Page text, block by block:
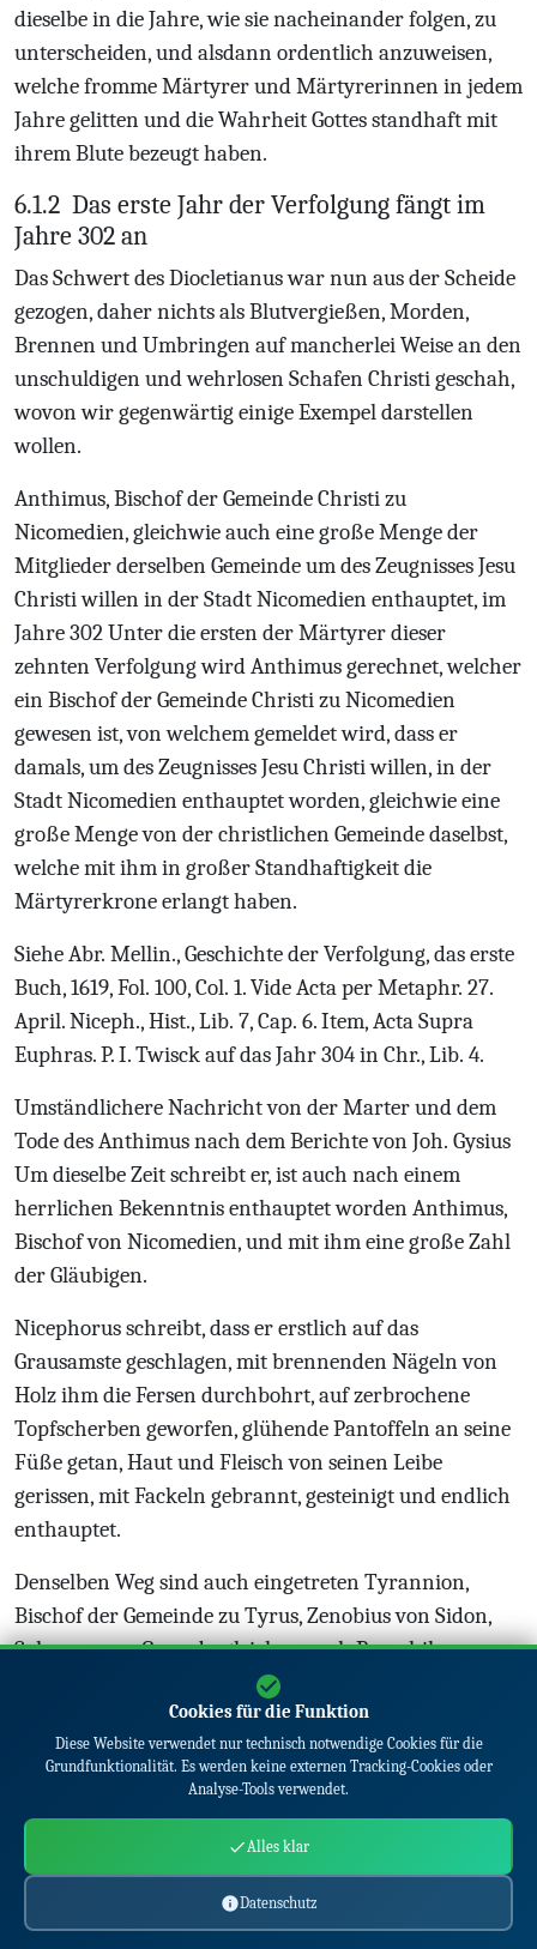
dieselbe in die Jahre, wie sie nacheinander folgen, zu
unterscheiden, und alsdann ordentlich anzuweisen,
welche fromme Märtyrer und Märtyrerinnen in jedem
Jahre gelitten und die Wahrheit Gottes standhaft mit
ihrem Blute bezeugt haben.
6.1.2 Das erste Jahr der Verfolgung fängt im
Jahre 302 an
Das Schwert des Diocletianus war nun aus der Scheide
gezogen, daher nichts als Blutvergießen, Morden,
Brennen und Umbringen auf mancherlei Weise an den
unschuldigen und wehrlosen Schafen Christi geschah,
wovon wir gegenwärtig einige Exempel darstellen
wollen.
Anthimus, Bischof der Gemeinde Christi zu
Nicomedien, gleichwie auch eine großeMenge der
Mitglieder derselben Gemeinde um des Zeugnisses Jesu
Christi willen in derStadt Nicomedien enthauptet, im
Jahre 302Unter die ersten der Märtyrer dieser
zehnten Verfolgung wird Anthimus gerechnet, welcher
ein Bischof der Gemeinde Christi zu Nicomedien
gewesen ist, von welchem gemeldet wird, dass er
damals, um des Zeugnisses Jesu Christi willen, in der
Stadt Nicomedien enthauptet worden, gleichwie eine
große Menge von der christlichen Gemeinde daselbst,
welche mit ihm in großer Standhaftigkeit die
Märtyrerkrone erlangt haben.
Siehe Abr. Mellin., Geschichte der Verfolgung, das erste
Buch, 1619, Fol. 100, Col. 1. Vide Acta per Metaphr. 27.
April. Niceph., Hist., Lib. 7, Cap. 6. Item, Acta Supra
Euphras. P. I. Twisck auf das Jahr 304 in Chr., Lib. 4.
Umständlichere Nachricht von der Marter und dem
Tode des Anthimus nach demBerichte von Joh. Gysius
Um dieselbe Zeit schreibt er, ist auch nach einem
herrlichen Bekenntnis enthauptet worden Anthimus,
Bischof von Nicomedien, und mit ihm eine große Zahl
der Gläubigen.
Nicephorus schreibt, dass er erstlich auf das
Grausamste geschlagen, mit brennenden Nägeln von
Holz ihm die Fersen durchbohrt, auf zerbrochene
Topfscherben geworfen, glühende Pantoffeln an seine
Füße getan, Haut und Fleisch von seinen Leibe
gerissen, mit Fackeln gebrannt, gesteinigt und endlich
enthauptet.
Denselben Weg sind auch eingetreten Tyrannion,
Bischof der Gemeinde zu Tyrus, Zenobius von Sidon,
Sylvanus von Gaza, desgleichen auch Pamphilus, von
welchem Eusebius insbesondere ein Buch geschrieben.
Joh. Gys., Hist. Mart., 1657, Fol. 23, Col. 3. Euseb., Lib. 8,
Cap. 6. Cyprian., Lib. 7, Cap. 6.
Phileas, Bischof der Gemeinde Jesu Christi zu Thumis in
Ägypten, um der evangelischenWahrheit willen an
demselben Orte enthauptet, im Jahre 302
berichtet, dass nach dem Tode vorgemeldeter Märtyrer,
Cookies für die Funktion
Diese Website verwendet nur technisch notwendige Cookies für die
Grundfunktionalität. Es werden keine externen Tracking-Cookies oder
Analyse-Tools verwendet.
Alles klar
Datenschutz